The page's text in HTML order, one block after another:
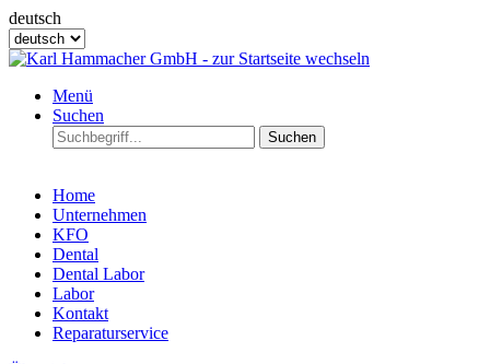
deutsch
Menü
Suchen
Suchen
Home
Unternehmen
KFO
Dental
Dental Labor
Labor
Kontakt
Reparaturservice